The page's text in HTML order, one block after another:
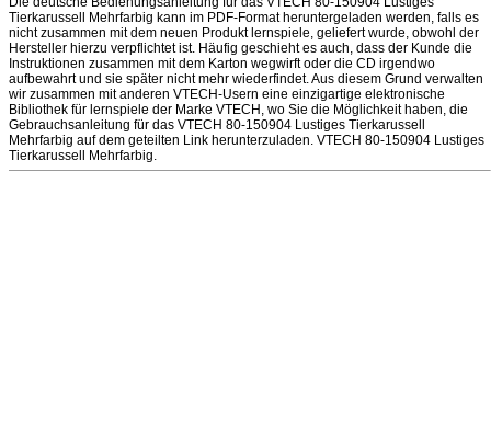
Tierkarussell Mehrfarbig kann im PDF-Format heruntergeladen werden, falls es
nicht zusammen mit dem neuen Produkt lernspiele, geliefert wurde, obwohl der
Hersteller hierzu verpflichtet ist. Häufig geschieht es auch, dass der Kunde die
Instruktionen zusammen mit dem Karton wegwirft oder die CD irgendwo
aufbewahrt und sie später nicht mehr wiederfindet. Aus diesem Grund verwalten
wir zusammen mit anderen VTECH-Usern eine einzigartige elektronische
Bibliothek für lernspiele der Marke VTECH, wo Sie die Möglichkeit haben, die
Gebrauchsanleitung für das VTECH 80-150904 Lustiges Tierkarussell
Mehrfarbig auf dem geteilten Link herunterzuladen. VTECH 80-150904 Lustiges
Tierkarussell Mehrfarbig.